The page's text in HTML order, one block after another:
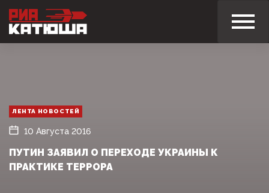
ЛЕНТА НОВОСТЕЙ
10 Августа 2016
ПУТИН ЗАЯВИЛ О ПЕРЕХОДЕ УКРАИНЫ К
ПРАКТИКЕ ТЕРРОРА